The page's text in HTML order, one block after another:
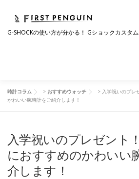
ッ
G-SHOCKの使い方が分かる！ Gショックカスタ
会社について 事業紹介
時計コラム ラインナップ シ
採用情報
時計コラム > おすすめウォッチ > 入学祝いのプレ
かわいい腕時計をご紹介します！
入学祝いのプレゼント
におすすめのかわいい
介します！